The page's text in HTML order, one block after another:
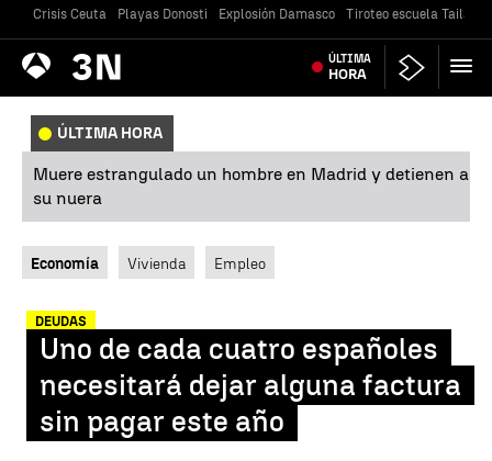
Crisis Ceuta Playas Donosti Explosión Damasco Tiroteo escuela
Antena
3 Noticias ÚLTIMA
HORA
ÚLTIMA HORA
Muere estrangulado un hombre en Madrid y detienen a
su nuera
Economía Vivienda Empleo
DEUDAS
Uno de cada cuatro españoles
necesitará dejar alguna factura
sin pagar este año